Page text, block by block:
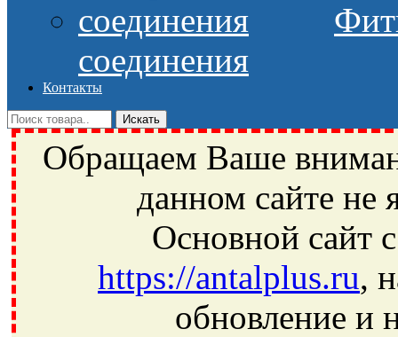
соединения
Контакты
Обращаем Ваше
данном сайте не
Основной сайт
https://antalplus.ru,
обновление и